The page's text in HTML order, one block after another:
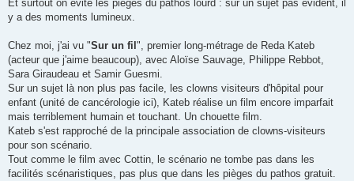
Et surtout on évite les pièges du pathos lourd : sur un sujet pas évident, il
y a des moments lumineux.
Chez moi, j'ai vu "Sur un fil ", premier long-métrage de Reda Kateb
(acteur que j'aime beaucoup), avec Aloïse Sauvage, Philippe Rebbot,
Sara Giraudeau et Samir Guesmi.
Sur un sujet là non plus pas facile, les clowns visiteurs d'hôpital pour
enfant (unité de cancérologie ici), Kateb réalise un film encore imparfait
mais terriblement humain et touchant. Un chouette film.
Kateb s'est rapproché de la principale association de clowns-visiteurs
pour son scénario.
Tout comme le film avec Cottin, le scénario ne tombe pas dans les
facilités scénaristiques, pas plus que dans les pièges du pathos gratuit.